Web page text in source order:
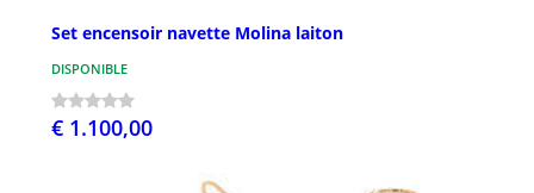
Set encensoir navette Molina laiton
DISPONIBLE
€ 1.100,00